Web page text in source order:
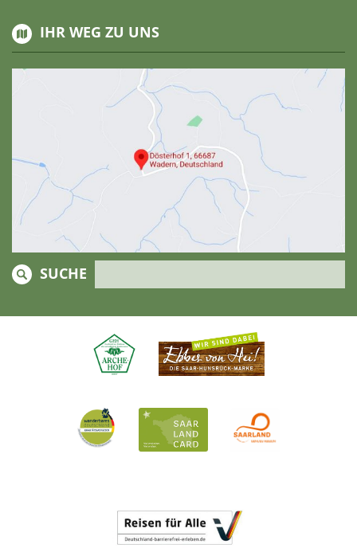
IHR WEG ZU UNS
SUCHE